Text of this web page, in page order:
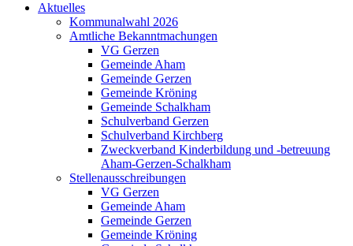
Aktuelles
Kommunalwahl 2026
Amtliche Bekanntmachungen
VG Gerzen
Gemeinde Aham
Gemeinde Gerzen
Gemeinde Kröning
Gemeinde Schalkham
Schulverband Gerzen
Schulverband Kirchberg
Zweckverband Kinderbildung und -betreuung
Aham-Gerzen-Schalkham
Stellenausschreibungen
VG Gerzen
Gemeinde Aham
Gemeinde Gerzen
Gemeinde Kröning